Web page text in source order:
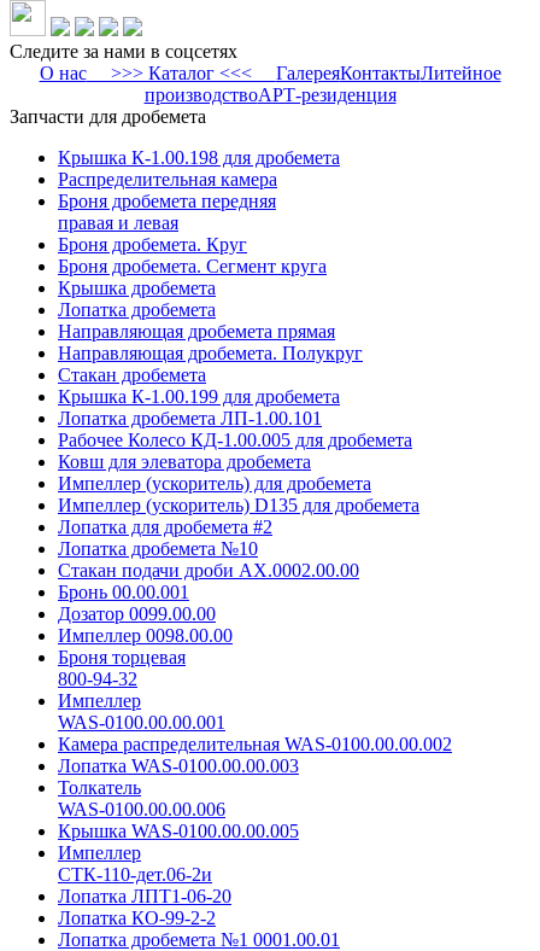
Следите за нами в соцсетях
О нас>>> Каталог <<< ГалереяКонтактыЛитейное
производствоАРТ-резиденция
Запчасти для дробемета
Крышка К-1.00.198 для дробемета
Распределительная камера
Броня дробемета передняя
правая и левая
Броня дробемета. Круг
Броня дробемета. Сегмент круга
Крышка дробемета
Лопатка дробемета
Направляющая дробемета прямая
Направляющая дробемета. Полукруг
Стакан дробемета
Крышка К-1.00.199 для дробемета
Лопатка дробемета ЛП-1.00.101
Рабочее Колесо КД-1.00.005 для дробемета
Ковш для элеватора дробемета
Импеллер (ускоритель) для дробемета
Импеллер (ускоритель) D135 для дробемета
Лопатка для дробемета #2
Лопатка дробемета №10
Стакан подачи дроби АХ.0002.00.00
Бронь 00.00.001
Дозатор 0099.00.00
Импеллер 0098.00.00
Броня торцевая
800-94-32
Импеллер
WAS-0100.00.00.001
Камера распределительная WAS-0100.00.00.002
Лопатка WAS-0100.00.00.003
Толкатель
WAS-0100.00.00.006
Крышка WAS-0100.00.00.005
Импеллер
СТК-110-дет.06-2и
Лопатка ЛПТ1-06-20
Лопатка КО-99-2-2
Лопатка дробемета №1 0001.00.01